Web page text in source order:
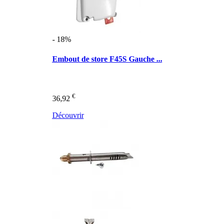
- 18%
Embout de store F45S Gauche ...
36,92 €
Découvrir